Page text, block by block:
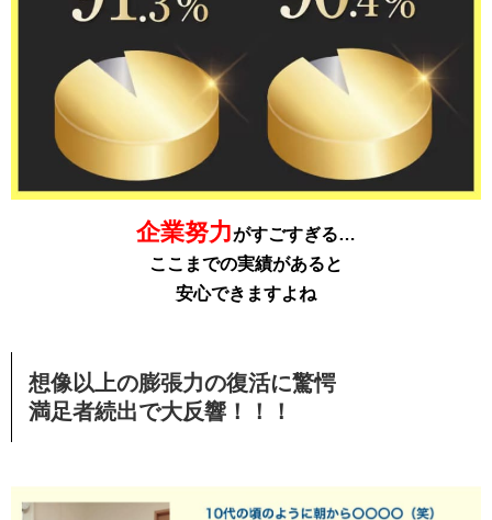
企業努力がすごすぎる…
ここまでの実績があると
安心できますよね
想像以上の膨張力の復活に驚愕
満足者続出で大反響！！！